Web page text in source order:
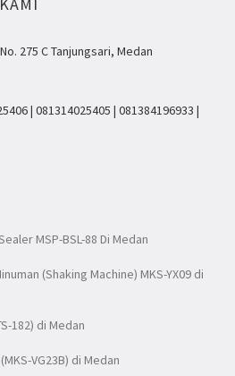
275 C Tanjungsari, Medan
| 081314025405 | 081384196933 |
MSP-BSL-88 Di Medan
(Shaking Machine) MKS-YX09 di
182) di Medan
VG23B) di Medan